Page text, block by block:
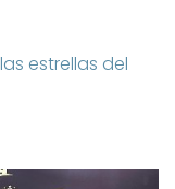
estrellas del